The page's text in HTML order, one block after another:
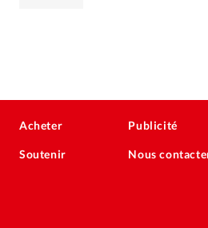
Acheter
Soutenir
Publicité
Nous